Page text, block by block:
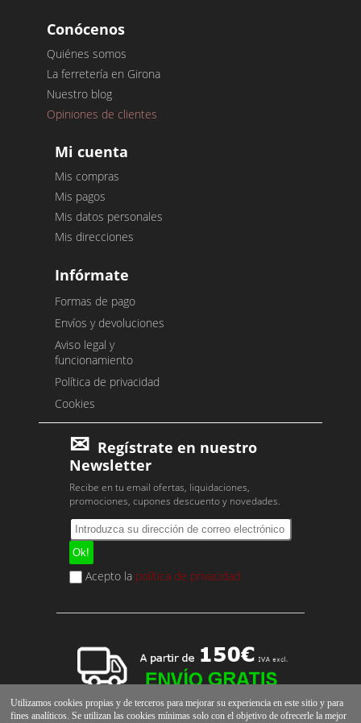
Conócenos
Quiénes somos
La ferretería en Girona
Nuestro blog
Opiniones de clientes
Mi cuenta
Mis compras
Mis pagos
Mis datos personales
Mis direcciones
Infórmate
Formas de pago
Envíos y devoluciones
Aviso legal y
funcionamiento
Política de privacidad
Cookies
Regístrate en nuestro
Newsletter
Recibe en tu email ofertas, liquidaciones,
promociones, cupones descuento y novedades.
Acepto la política de privacidad
Utilizamos cookies propias y de terceros para mejorar su experiencia en este sitio y para
fines analíticos. Se utilizan las cookies mínimas solo con el objetivo de ofrecerle la mejor